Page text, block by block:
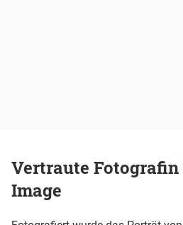
Vertraute Fotografin
Image